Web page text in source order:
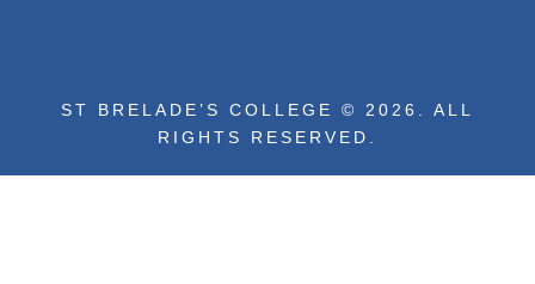
ST BRELADE’S COLLEGE © 2026. ALL
RIGHTS RESERVED.